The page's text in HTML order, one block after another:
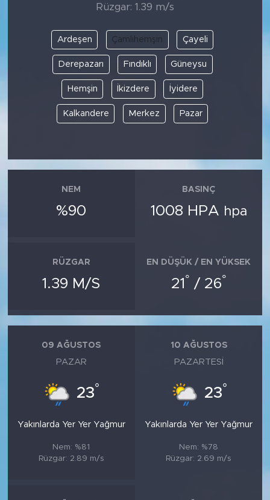
Rüzgar: 1.39 m/s
Ardeşen Çamlıhemşin Çayeli
Derepazarı Fındıklı Güneysu
Hemşin İkizdere İyidere
Kalkandere Merkez Pazar
NEM
%90
BASINÇ
1008 HPA hpa
RÜZGAR
1.39 M/S
EN DÜŞÜK / EN YÜKSEK
21 ° / 26°
09 AĞUSTOS
PAZAR
23°
Yakınlarda Yer Yer Yağmur
Nem: %81
Rüzgar: 2.89 m/s
10 AĞUSTOS
PAZARTESI
23°
Yakınlarda Yer Yer Yağmur
Nem: %78
Rüzgar: 2.69 m/s